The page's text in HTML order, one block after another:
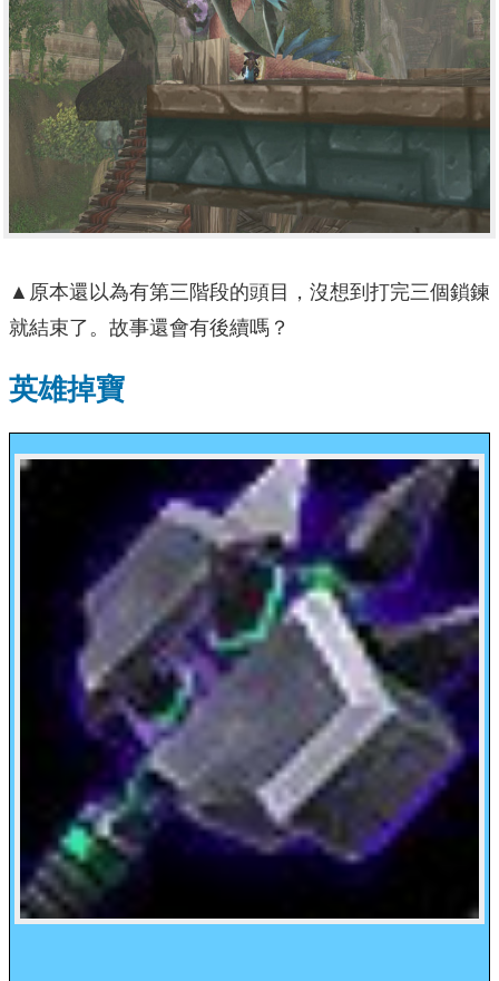
▲原本還以為有第三階段的頭目，沒想到打完三個鎖鍊
就結束了。故事還會有後續嗎？
英雄掉寶